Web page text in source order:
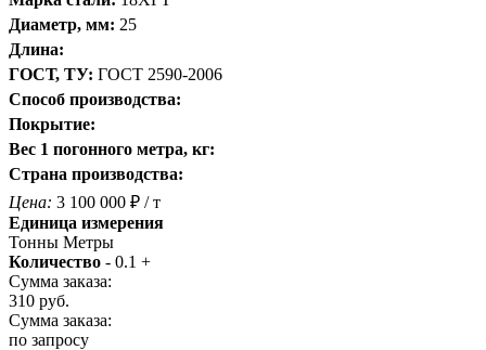
Диаметр, мм: 25
Длина:
ГОСТ, ТУ: ГОСТ 2590-2006
Способ производства:
Покрытие:
Вес 1 погонного метра, кг:
Страна производства:
Цена: 3 100 000 ₽ / т
Единица измерения
Тонны Метры
Количество - 0.1 +
Сумма заказа:
310 руб.
Сумма заказа:
по запросу